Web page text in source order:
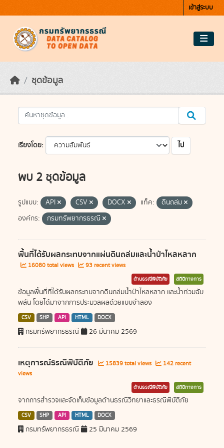
เข้าสู่ระบบ
ชุดข้อมูล
เรียงโดย ไป
พบ 2 ชุดข้อมูล
รูปแบบ: API CSV DOCX แท็ค:
ดินถล่ม
องค์กร:
กรมทรัพยากรธรณี
พื้นที่ได้รับผลกระทบจากแผ่นดินถล่มและน้ำป่าไหลหลาก
16080 total views 93 recent views
ด้านธรณีพิบัติภัย สถิติทางการ
ข้อมูลพื้นที่ที่ได้รับผลกระทบจากดินถล่มน้ำป่าไหลหลาก และน้ำท่วมฉับ
พลัน โดยได้มาจากการประมวลผลด้วยแบบจำลอง
CSV SHP API HTML DOCX
กรมทรัพยากรธรณี 26 มีนาคม 2569
เหตุการณ์ธรณีพิบัติภัย 15839 total views
142 recent
views
ด้านธรณีพิบัติภัย สถิติทางการ
จากการสำรวจและจัดเก็บข้อมูลด้านธรณีวิทยาและธรณีพิบัติภัย
CSV SHP API HTML DOCX
กรมทรัพยากรธรณี 25 มีนาคม 2569